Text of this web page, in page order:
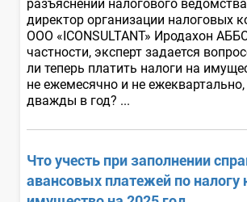
разъяснений налогового
директор организации налоговых
OOO «ICONSULTANT» Иродахон
частности, эксперт задается
ли теперь платить налоги на
не ежемесячно и не ежеквартально,
дважды в год? ...
Что учесть при заполнении
авансовых платежей по налогу